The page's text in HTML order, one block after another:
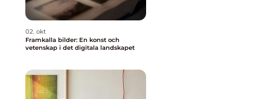
02. okt
Framkalla bilder: En konst och
vetenskap i det digitala landskapet